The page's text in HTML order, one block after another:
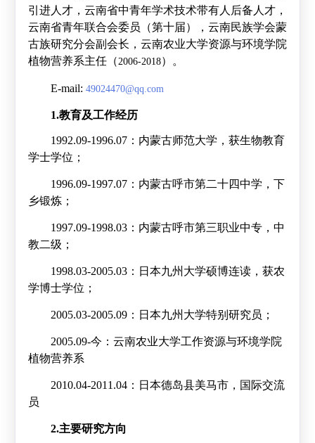
引进人才，云南省中青年学术技术带有人后备人才，
云南省青年联合会委员（第十届），云南民族学会蒙
古族研究分会副会长，云南农业大学资源与环境学院
植物营养系主任（ 2006-2018）。
E-mail: 49024470@qq.com
1.教育及工作经历
1992.09-1996.07：内蒙古师范大学，获生物教育
学士学位；
1996.09-1997.07：内蒙古呼市第二十四中学，下
乡锻炼；
1997.09-1998.03：内蒙古呼市第三职业中专，中
教二级；
1998.03-2005.03：日本九州大学硕博连读，获农
学博士学位；
2005.03-2005.09：日本九州大学特别研究员；
2005.09-今：云南农业大学工作资源与环境学院
植物营养系
2010.04-2011.04：日本德岛县美马市，国际交流
员
2.主要研究方向